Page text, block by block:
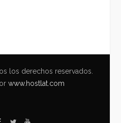
los derechos reservados.
www.hostlat.com